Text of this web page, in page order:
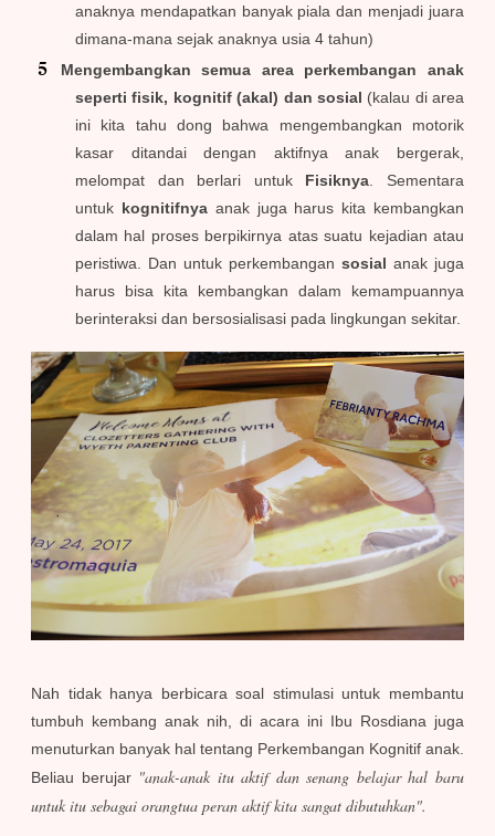
anaknya mendapatkan banyak piala dan menjadi juara
dimana-mana sejak anaknya usia 4 tahun)
Mengembangkan semua area perkembangan anak
seperti fisik, kognitif (akal) dan sosial (kalau di area
ini kita tahu dong bahwa mengembangkan motorik
kasar ditandai dengan aktifnya anak bergerak,
melompat dan berlari untuk Fisiknya. Sementara
untuk kognitifnyaanak juga harus kita kembangkan
dalam hal proses berpikirnya atas suatu kejadian atau
peristiwa. Dan untuk perkembangan sosial anak juga
harus bisa kita kembangkan dalam kemampuannya
berinteraksi dan bersosialisasi pada lingkungan sekitar.
Nah tidak hanya berbicara soal stimulasi untuk membantu
tumbuh kembang anak nih, di acara ini Ibu Rosdiana juga
menuturkan banyak hal tentang Perkembangan Kognitif anak.
Beliau berujar "anak-anak itu aktif dan senang belajar hal baru
untuk itu sebagai orangtua peran aktif kita sangat dibutuhkan".